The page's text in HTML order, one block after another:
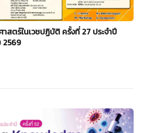
าสตร์ในเวชปฏิบัติ ครั้งที่ 27 ประจำปี
2569